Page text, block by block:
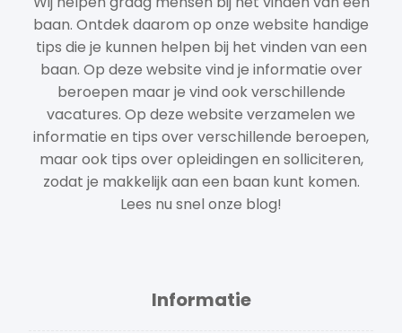
baan. Ontdek daarom op onze website handige
tips die je kunnen helpen bij het vinden van een
baan. Op deze website vind je informatie over
beroepen maar je vind ook verschillende
vacatures. Op deze website verzamelen we
informatie en tips over verschillende beroepen,
maar ook tips over opleidingen en solliciteren,
zodat je makkelijk aan een baan kunt komen.
Lees nu snel onze blog!
Informatie